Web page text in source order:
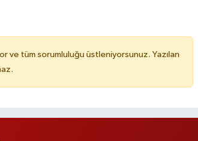
ve tüm sorumluluğu üstleniyorsunuz. Yazılan